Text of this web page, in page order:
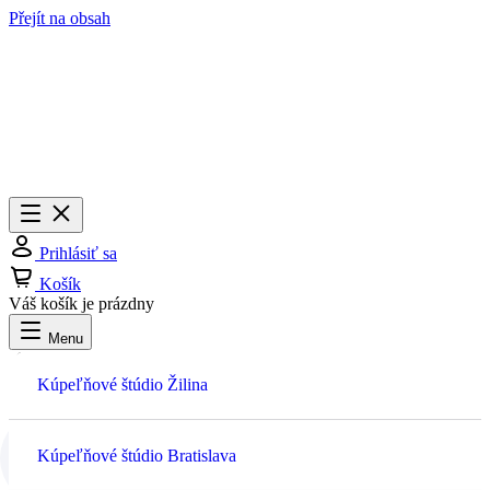
Přejít na obsah
Menu
Zavrieť
Prihlásiť sa
Košík
Váš košík je prázdny
Menu
Kúpeľňové štúdio Žilina
Kúpeľňové štúdio Bratislava
Košík